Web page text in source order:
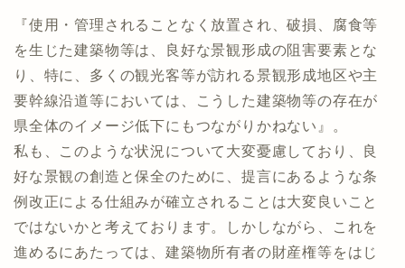
『使用・管理されることなく放置され、破損、腐食等
を生じた建築物等は、良好な景観形成の阻害要素とな
り、特に、多くの観光客等が訪れる景観形成地区や主
要幹線沿道等においては、こうした建築物等の存在が
県全体のイメージ低下にもつながりかねない』。
私も、このような状況について大変憂慮しており、良
好な景観の創造と保全のために、提言にあるような条
例改正による仕組みが確立されることは大変良いこと
ではないかと考えております。しかしながら、これを
進めるにあたっては、建築物所有者の財産権等をはじ